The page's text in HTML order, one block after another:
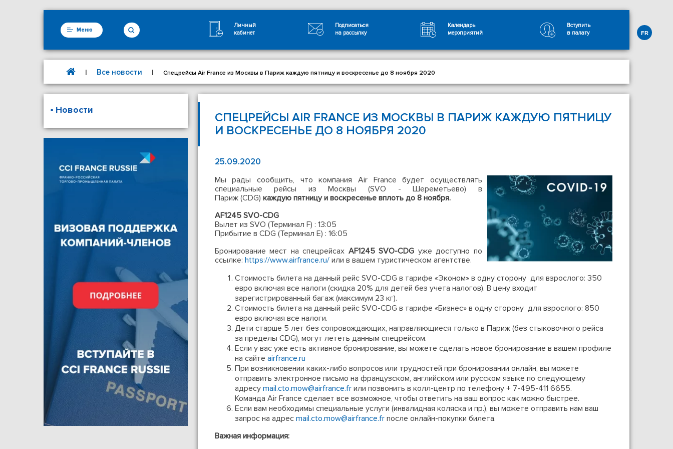
Меню
Личный
кабинет
Подписаться
на рассылку
Календарь
мероприятий
Вступить
в палату
FR
| Все новости | Спецрейсы Air France из Москвы в Париж каждую пятницу и воскресенье до 8 ноября 2020
Новости
СПЕЦРЕЙСЫ AIR FRANCE ИЗ МОСКВЫ В ПАРИЖ КАЖДУЮ ПЯТНИЦУ
И ВОСКРЕСЕНЬЕ ДО 8 НОЯБРЯ 2020
25.09.2020
Мы рады сообщить, что компания Air France будет осуществлять
специальные рейсы из Москвы (SVO - Шереметьево) в
Париж (CDG) каждую пятницу и воскресенье вплоть до 8 ноября.
AF1245 SVO-CDG
Вылет из SVO (Терминал F) : 13:05
Прибытие в CDG (Терминал E) : 16:05
Бронирование мест на спецрейсах AF1245 SVO-CDG уже доступно по
ссылке: https://www.airfrance.ru/или в вашем туристическом агентстве.
Стоимость билета на данный рейс SVO-CDG в тарифе «Эконом» в одну сторону для взрослого: 350
евро включая все налоги (скидка 20% для детей без учета налогов). В цену входит
зарегистрированный багаж (максимум 23 кг).
Стоимость билета на данный рейс SVO-CDG в тарифе «Бизнес» в одну сторону для взрослого: 850
евро включая все налоги.
Дети старше 5 лет без сопровождающих, направляющиеся только в Париж (без стыковочного рейса
за пределы CDG), могут лететь данным спецрейсом.
Если у вас уже есть активное бронирование, вы можете сделать новое бронирование в вашем профиле
на сайте airfrance.ru
При возникновении каких-либо вопросов или трудностей при бронировании онлайн, вы можете
отправить электронное письмо на французском, английском или русском языке по следующему
адресу mail.cto.mow@airfrance.frили позвонить в колл-центр по телефону + 7-495-411 6655.
Команда Air France сделает все возможное, чтобы ответить на ваш вопрос как можно быстрее.
Если вам необходимы специальные услуги (инвалидная коляска и пр.), вы можете отправить нам ваш
запрос на адрес mail.cto.mow@airfrance.fr после онлайн-покупки билета.
Важная информация: